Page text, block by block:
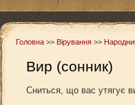
Головна >> Вірування >>
Вир (сонник)
Сниться, що вас утягує